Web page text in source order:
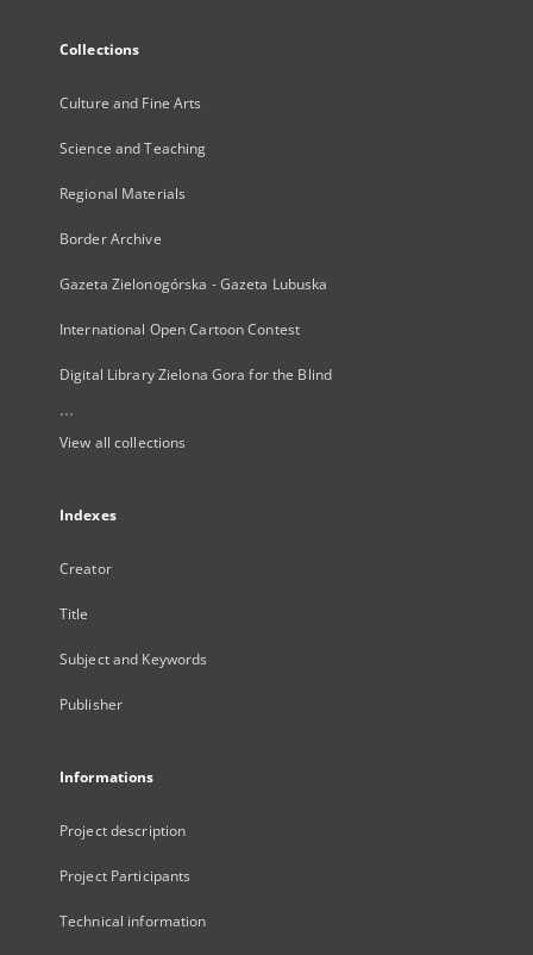
Collections
Culture and Fine Arts
Science and Teaching
Regional Materials
Border Archive
Gazeta Zielonogórska - Gazeta Lubuska
International Open Cartoon Contest
Digital Library Zielona Gora for the Blind
...
View all collections
Indexes
Creator
Title
Subject and Keywords
Publisher
Informations
Project description
Project Participants
Technical information